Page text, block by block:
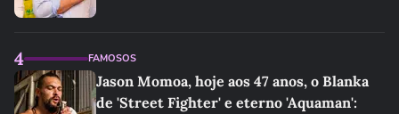
4 FAMOSOS
Jason Momoa, hoje aos 47 anos, o Blanka
de 'Street Fighter' e eterno 'Aquaman':